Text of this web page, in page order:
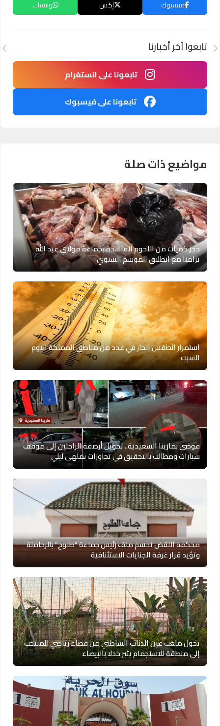
فيسبوك إكس واتساب
تابعوا آخر أخبارنا
تابعونا على انستغرام
تابعونا على فيسبوك
مواضيع ذات صلة
حجز كميات من اللحوم الفاسدة بجماعة مولاي عبد الله
تزامنا مع انطلاق الموسم السنوي
استمرار الطقس الحار في عدد من مناطق المملكة اليوم
السبت
فوضى بمارينا السعيدية.. تحويل أرصفة الراجلين إلى موقف
سيارات ومطالب بالتحقيق في تجاوزات بملهى ليلي
محكمة النقض تحسم ملف رئيس جماعة “طلوح” بالرحامنة
وتؤيد قرار غرفة الجنايات الاستئنافية
تحول ملعب عين الذئاب الشاطئي من فضاء رياضي للمنتخب
إلى منطقة للاستجمام يثير جدلا بالبيضاء